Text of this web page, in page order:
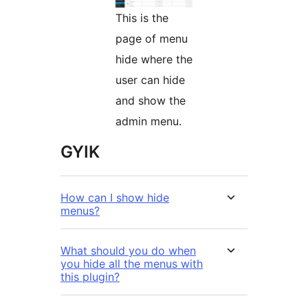
This is the
page of menu
hide where the
user can hide
and show the
admin menu.
GYIK
How can I show hide
menus?
What should you do when
you hide all the menus with
this plugin?